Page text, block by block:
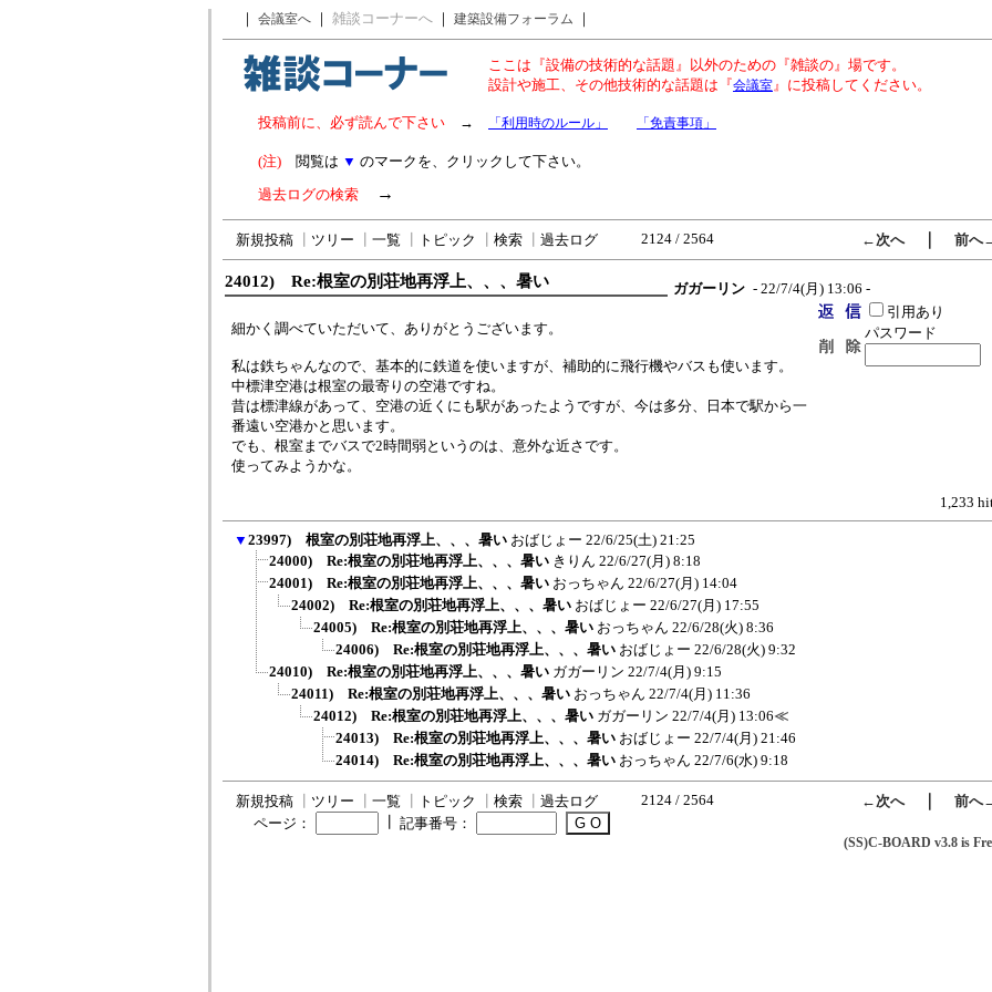
｜ 会議室へ ｜ 雑談コーナーへ ｜ 建築設備フォーラム ｜
ここは『設備の技術的な話題』以外のための『雑談の』場です。
設計や施工、その他技術的な話題は『会議室』に投稿してください。
投稿前に、必ず読んで下さい → 「利用時のルール」 「免責事項」
(注) 閲覧は ▼ のマークを、クリックして下さい。
過去ログの検索 →
新規投稿 ツリー 一覧 トピック 検索 過去ログ 2124 / 2564 ←次へ｜ 前へ
24012) Re:根室の別荘地再浮上、、、暑い ガガーリン - 22/7/4(月) 13:06 -
細かく調べていただいて、ありがとうございます。
私は鉄ちゃんなので、基本的に鉄道を使いますが、補助的に飛行機やバスも使います。
中標津空港は根室の最寄りの空港ですね。
昔は標津線があって、空港の近くにも駅があったようですが、今は多分、日本で駅から一
番遠い空港かと思います。
でも、根室までバスで2時間弱というのは、意外な近さです。
使ってみようかな。
引用あり
パスワード
1,233
▼ 23997) 根室の別荘地再浮上、、、暑い おばじょー 22/6/25(土) 21:25
24000) Re:根室の別荘地再浮上、、、暑い きりん 22/6/27(月) 8:18
24001) Re:根室の別荘地再浮上、、、暑い おっちゃん 22/6/27(月) 14:04
24002) Re:根室の別荘地再浮上、、、暑い おばじょー 22/6/27(月) 17:55
24005) Re:根室の別荘地再浮上、、、暑い おっちゃん 22/6/28(火) 8:36
24006) Re:根室の別荘地再浮上、、、暑い おばじょー 22/6/28(火) 9:32
24010) Re:根室の別荘地再浮上、、、暑い ガガーリン 22/7/4(月) 9:15
24011) Re:根室の別荘地再浮上、、、暑い おっちゃん 22/7/4(月) 11:36
24012) Re:根室の別荘地再浮上、、、暑い ガガーリン 22/7/4(月) 13:06≪
24013) Re:根室の別荘地再浮上、、、暑い おばじょー 22/7/4(月) 21:46
24014) Re:根室の別荘地再浮上、、、暑い おっちゃん 22/7/6(水) 9:18
新規投稿 ツリー 一覧 トピック 検索 過去ログ 2124 / 2564 ←次へ｜ 前へ
ページ：
記事番号：
(SS)C-BOARD v3.8 is